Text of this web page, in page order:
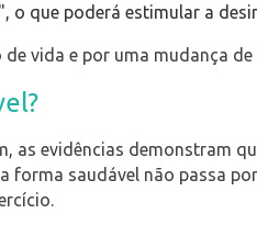
o que poderá estimular a
vida e por uma mudança
as evidências demonstram
forma saudável não passa